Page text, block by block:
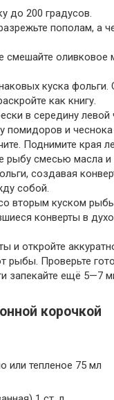
до 200 градусов.
пополам, а
смешайте оливковое
куска
как книгу.
в середину левой
помидоров и
Поднимите края
рыбу смесью масла и
создавая
собой.
вторым куском
конверты в
и откройте
рыбы. Проверьте
запекайте ещё 5—7
корочкой
или тепленое 75 мл